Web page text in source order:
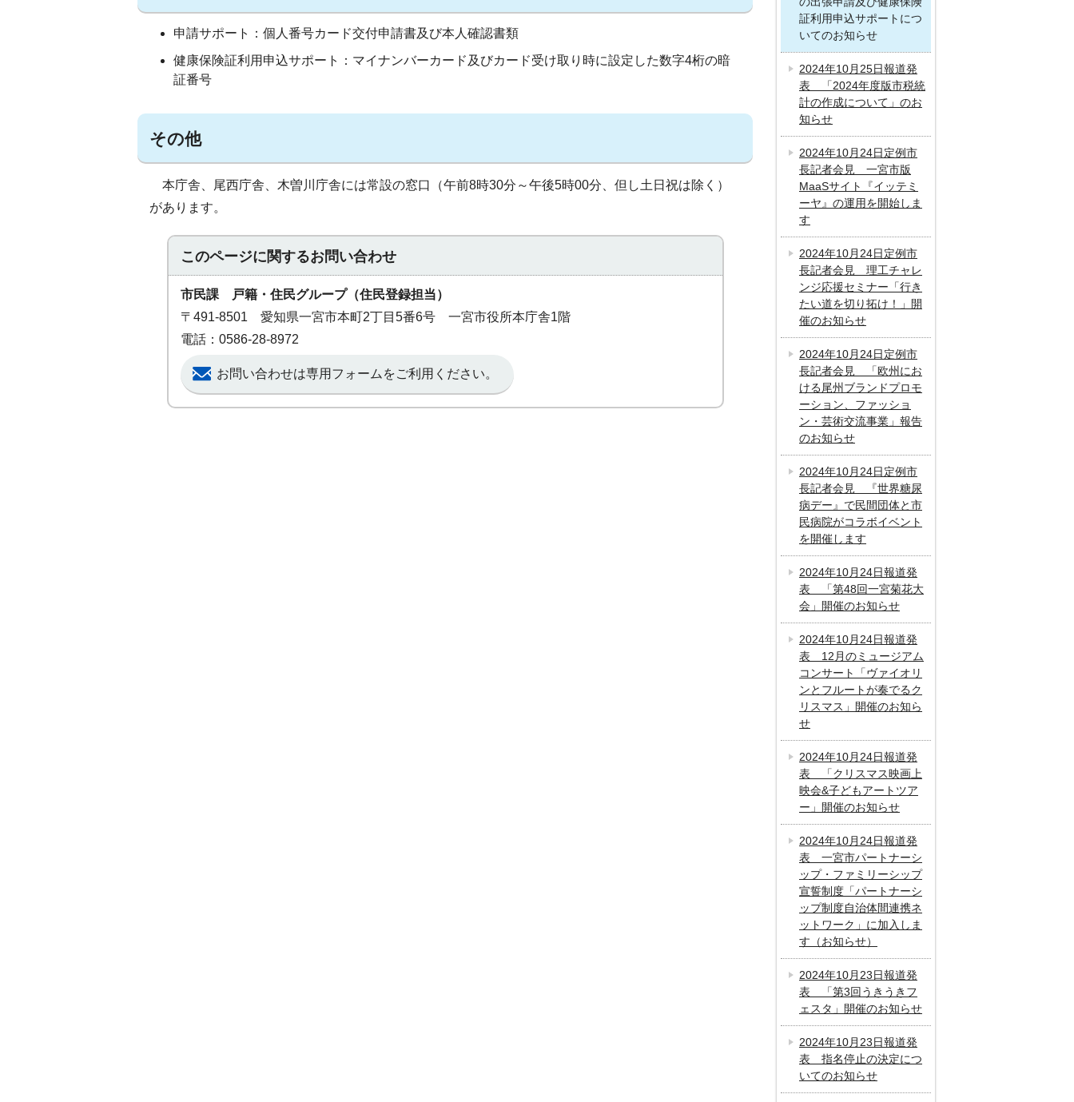
申請サポート：個人番号カード交付申請書及び本人確認書類
健康保険証利用申込サポート：マイナンバーカード及びカード受け取り時に設定した数字4桁の暗
証番号
その他
本庁舎、尾西庁舎、木曽川庁舎には常設の窓口（午前8時30分～午後5時00分、但し土日祝は除く）
があります。
このページに関するお問い合わせ
市民課 戸籍・住民グループ（住民登録担当）
〒491-8501 愛知県一宮市本町2丁目5番6号 一宮市役所本庁舎1階
電話：0586-28-8972
お問い合わせは専用フォームをご利用ください。
証利用申込サポートにつ
いてのお知らせ
2024年10月25日報道発
表 「2024年度版市税統
計の作成について」のお
知らせ
2024年10月24日定例市
長記者会見 一宮市版
MaaSサイト『イッテミ
ーヤ』の運用を開始しま
す
2024年10月24日定例市
長記者会見 理工チャレ
ンジ応援セミナー「行き
たい道を切り拓け！」開
催のお知らせ
2024年10月24日定例市
長記者会見 「欧州にお
ける尾州ブランドプロモ
ーション、ファッショ
ン・芸術交流事業」報告
のお知らせ
2024年10月24日定例市
長記者会見 『世界糖尿
病デー』で民間団体と市
民病院がコラボイベント
を開催します
2024年10月24日報道発
表 「第48回一宮菊花大
会」開催のお知らせ
2024年10月24日報道発
表 12月のミュージアム
コンサート「ヴァイオリ
ンとフルートが奏でるク
リスマス」開催のお知ら
せ
2024年10月24日報道発
表 「クリスマス映画上
映会&子どもアートツア
ー」開催のお知らせ
2024年10月24日報道発
表 一宮市パートナーシ
ップ・ファミリーシップ
宣誓制度「パートナーシ
ップ制度自治体間連携ネ
ットワーク」に加入しま
す（お知らせ）
2024年10月23日報道発
表 「第3回うきうきフ
ェスタ」開催のお知らせ
2024年10月23日報道発
表 指名停止の決定につ
いてのお知らせ